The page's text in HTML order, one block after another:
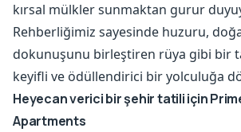
kırsal mülkler sunmaktan gurur
Rehberliğimiz sayesinde huzuru,
dokunuşunu birleştiren rüya gibi bir
keyifli ve ödüllendirici bir yolculuğa
Heyecan verici bir şehir tatili için
Apartments